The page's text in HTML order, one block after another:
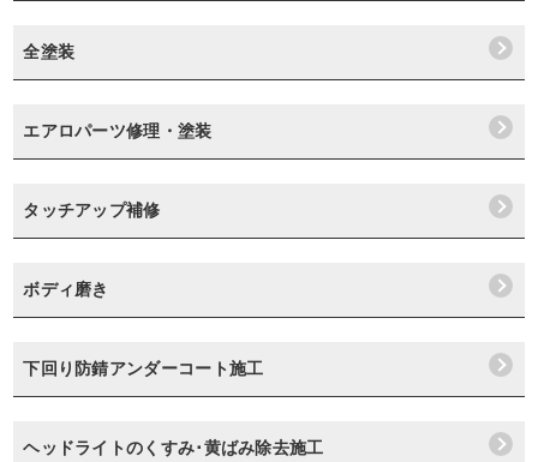
全塗装
エアロパーツ修理・塗装
タッチアップ補修
ボディ磨き
下回り防錆アンダーコート施工
ヘッドライトのくすみ･黄ばみ除去施工